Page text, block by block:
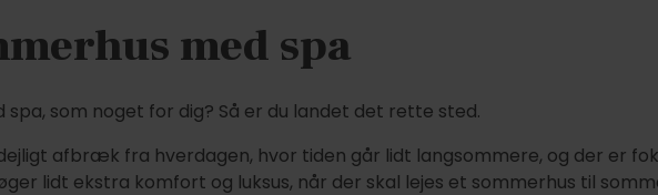
med spa
spa, som noget for dig? Så er du landet det rette sted.
afbræk fra hverdagen, hvor tiden går lidt langsommere, og der er
lidt ekstra komfort og luksus, når der skal lejes et sommerhus til